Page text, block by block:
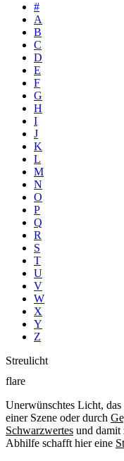
#
A
B
C
D
E
F
G
H
I
J
K
L
M
N
O
P
Q
R
S
T
U
V
W
X
Y
Z
Streulicht
flare
Unerwünschtes Licht, das
einer Szene oder durch
Schwarzwertes und damit
Abhilfe schafft hier eine